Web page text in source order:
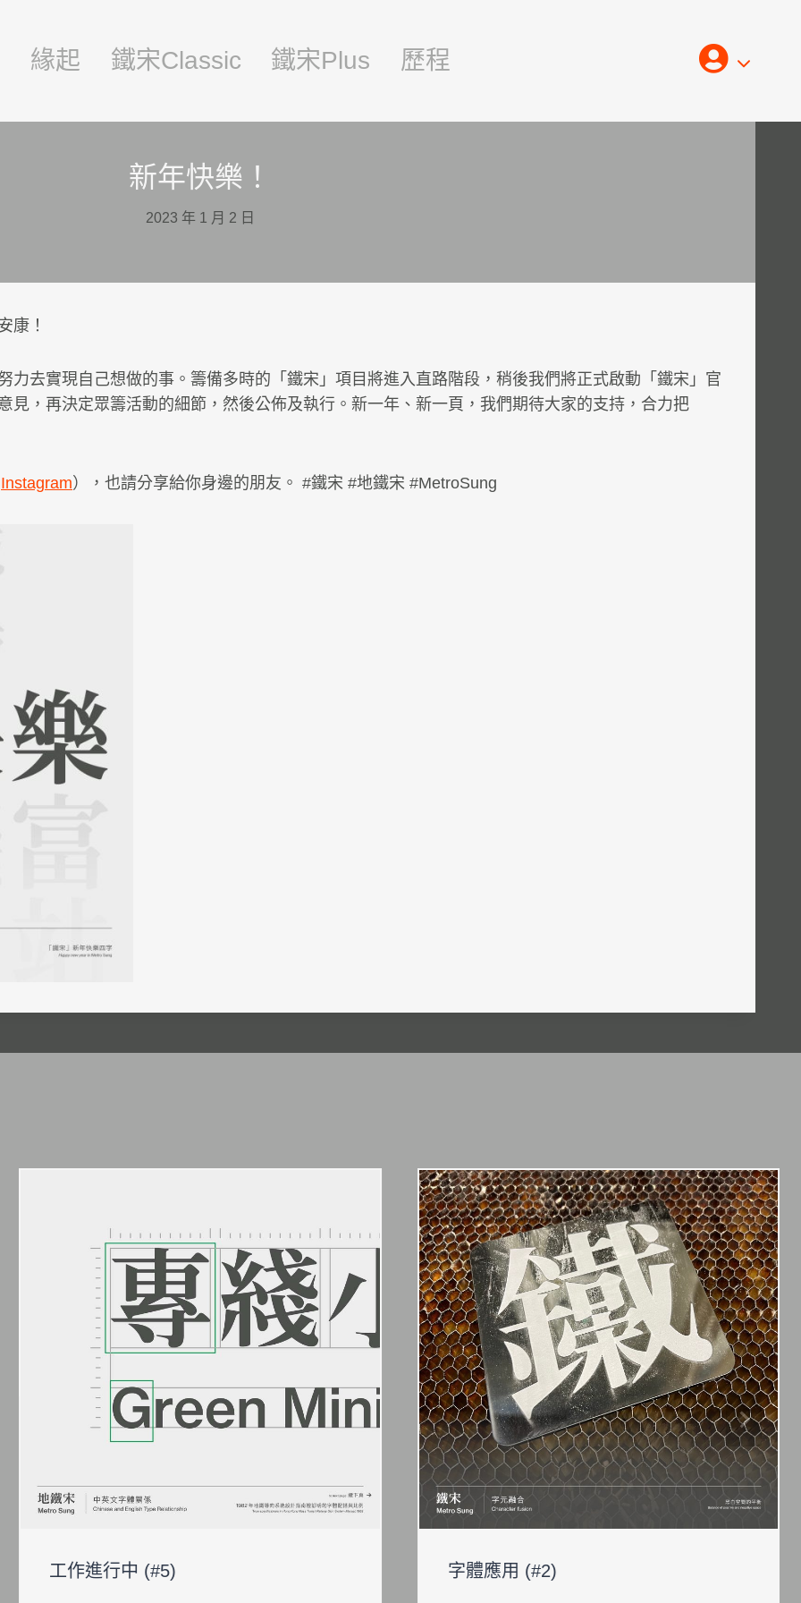
緣起 鐵宋Classic 鐵宋Plus 歷程
Log
新年快樂！
2023 年 1 月 2 日
康！
力去實現自己想做的事。籌備多時的「鐵宋」項目將進入直路階段，稍後我們將正式啟動「鐵宋」官
見，再決定眾籌活動的細節，然後公佈及執行。新一年、新一頁，我們期待大家的支持，合力把
Instagram），也請分享給你身邊的朋友。 #鐵宋 #地鐵宋 #MetroSung
工作進行中 (#5) 字體應用 (#2)